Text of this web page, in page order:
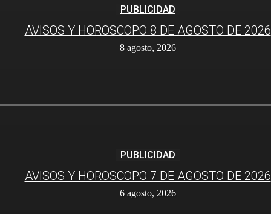
PUBLICIDAD
AVISOS Y HOROSCOPO 8 DE AGOSTO DE 2026
8 agosto, 2026
PUBLICIDAD
AVISOS Y HOROSCOPO 7 DE AGOSTO DE 2026
6 agosto, 2026